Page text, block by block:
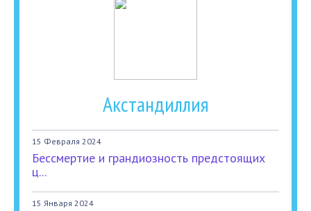
Акстандиллия
15 Февраля 2024
Бессмертие и грандиозность предстоящих
ц...
15 Января 2024